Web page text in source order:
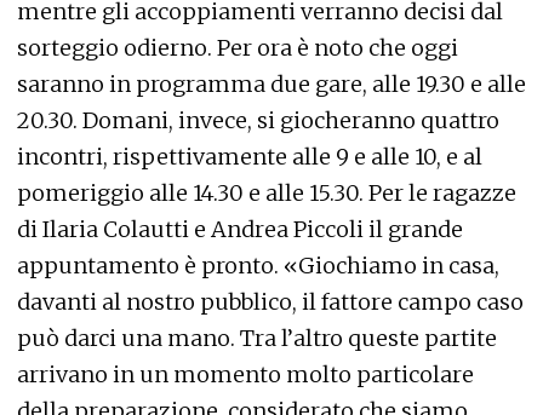
mentre gli accoppiamenti verranno decisi dal
sorteggio odierno. Per ora è noto che oggi
saranno in programma due gare, alle 19.30 e alle
20.30. Domani, invece, si giocheranno quattro
incontri, rispettivamente alle 9 e alle 10, e al
pomeriggio alle 14.30 e alle 15.30. Per le ragazze
di Ilaria Colautti e Andrea Piccoli il grande
appuntamento è pronto. «Giochiamo in casa,
davanti al nostro pubblico, il fattore campo caso
può darci una mano. Tra l’altro queste partite
arrivano in un momento molto particolare